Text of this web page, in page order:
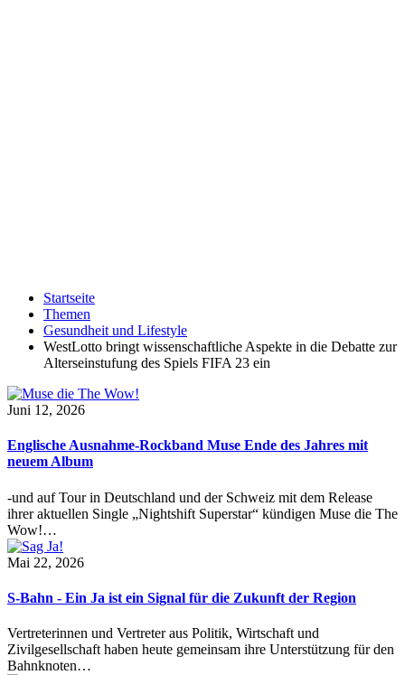
Startseite
Themen
Gesundheit und Lifestyle
WestLotto bringt wissenschaftliche Aspekte in die Debatte zur
Alterseinstufung des Spiels FIFA 23 ein
Juni 12, 2026
Englische Ausnahme-Rockband Muse Ende des Jahres mit
neuem Album
-und auf Tour in Deutschland und der Schweiz mit dem Release
ihrer aktuellen Single „Nightshift Superstar“ kündigen Muse die The
Wow!…
Mai 22, 2026
S-Bahn - Ein Ja ist ein Signal für die Zukunft der Region
Vertreterinnen und Vertreter aus Politik, Wirtschaft und
Zivilgesellschaft haben heute gemeinsam ihre Unterstützung für den
Bahnknoten…